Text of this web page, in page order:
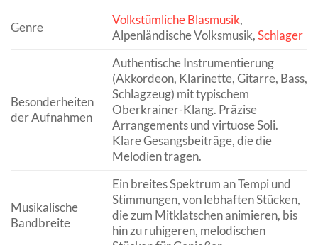
Genre
Volkstümliche Blasmusik,
Alpenländische Volksmusik,Schlager
Besonderheiten
der Aufnahmen
Authentische Instrumentierung
(Akkordeon, Klarinette, Gitarre, Bass,
Schlagzeug) mit typischem
Oberkrainer-Klang. Präzise
Arrangements und virtuose Soli.
Klare Gesangsbeiträge, die die
Melodien tragen.
Musikalische
Bandbreite
Ein breites Spektrum an Tempi und
Stimmungen, von lebhaften Stücken,
die zum Mitklatschen animieren, bis
hin zu ruhigeren, melodischen